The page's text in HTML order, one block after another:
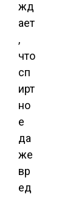
жд
ает
,
что
сп
ирт
но
е
да
же
вр
ед